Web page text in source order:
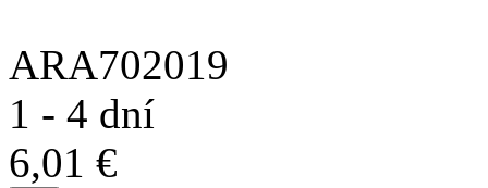
ARA702019
1 - 4 dní
6,01 €